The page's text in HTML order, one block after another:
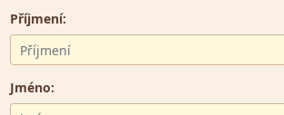
Příjmení:
Jméno: